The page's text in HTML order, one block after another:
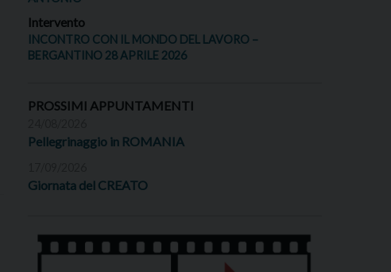
Intervento
INCONTRO CON IL MONDO DEL LAVORO –
BERGANTINO 28 APRILE 2026
PROSSIMI APPUNTAMENTI
Pellegrinaggio in ROMANIA
Giornata del CREATO